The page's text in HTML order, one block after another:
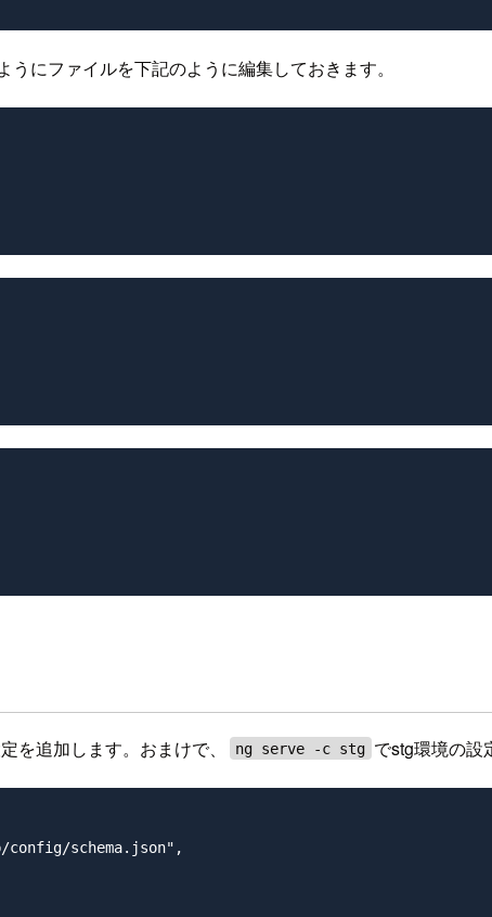
にファイルを下記のように編集しておきます。
を追加します。おまけで、 ng serve -c stg でstg環境の設
config/schema.json",